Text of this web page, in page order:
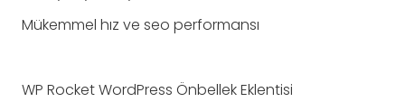
Mükemmel hız ve seo performansı
WP Rocket WordPress Önbellek Eklentisi